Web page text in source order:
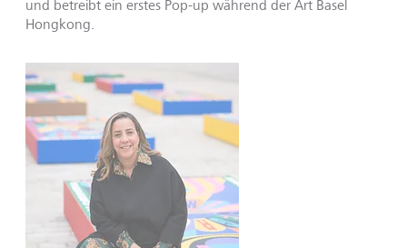
und betreibt ein erstes Pop-up während der Art Basel
Hongkong.